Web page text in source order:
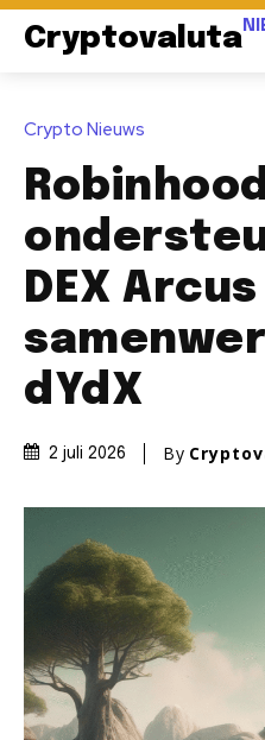
Cryptovaluta
Crypto Nieuws
Robinhood
DEX
dYdX
2 juli 2026 By